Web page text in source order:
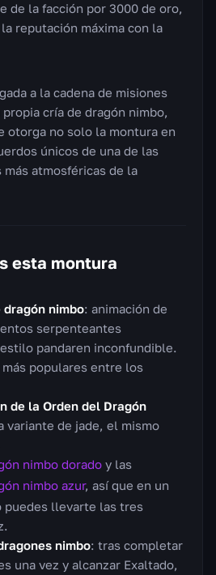
de la facción por 3000 de oro,
reputación máxima con la
a la cadena de misiones
cría de dragón nimbo,
otorga no solo la montura en
únicos de una de las
atmosféricas de la
esta montura
dragón nimbo: animación de
serpenteantes
pandaren inconfundible.
populares entre los
de la Orden del Dragón
variante de jade, el mismo
nimbo dorado y las
nimbo azur, así que en un
puedes llevarte las tres
nimbo: tras completar
una vez y alcanzar Exaltado,